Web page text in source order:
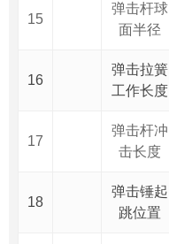
15
弹击杆球
面半径
16
弹击拉簧
工作长度
17
弹击杆冲
击长度
18
弹击锤起
跳位置